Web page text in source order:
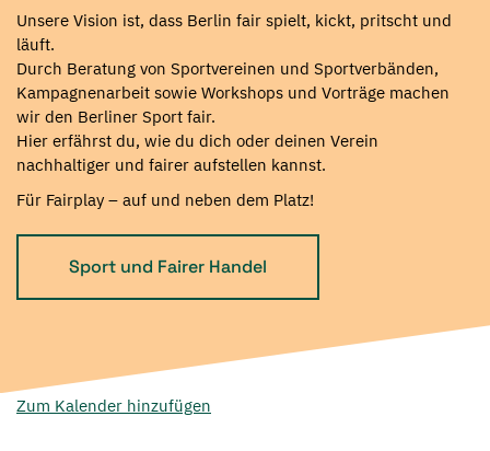
Unsere Vision ist, dass Berlin fair spielt, kickt, pritscht und
läuft.
Durch Beratung von Sportvereinen und Sportverbänden,
Kampagnenarbeit sowie Workshops und Vorträge machen
wir den Berliner Sport fair.
Hier erfährst du, wie du dich oder deinen Verein
nachhaltiger und fairer aufstellen kannst.
Für Fairplay – auf und neben dem Platz!
Sport und Fairer Handel
Zum Kalender hinzufügen